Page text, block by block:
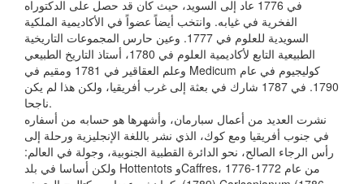
في 1776 عاد إلى السويد، حيث كان قد حصل على الدكتوراه
الفخرية في غيابه. وانتخب أيضاً عضواً في الأكاديمية الملكية
السويدية للعلوم في 1777. وعين حارس المجموعات التاريخية
الطبيعية التابع لأكاديمية العلوم في 1780، أستاذ التاريخ الطبيعي
وعلم العقاقير في 1781 ومقيم في Medicum كوليجيوم في عام
1790. في 1787 شارك في بعثة إلى غرب أفريقيا، ولكن هذا لم يكن
ناجحا.
نشرت العديد من أعمال سبارمان، وأشهرها هو حسابه من أسفاره
في جنوب أفريقيا ومع كوك، الذي نشر باللغة الإنجليزية ورحلة إلى
رأس الرجاء الصالح، نحو الدائرة القطبية الجنوبية، وجولة في العالم:
ولكن أساسا في بلد Hottentots وCaffres، من عام 1772-1776